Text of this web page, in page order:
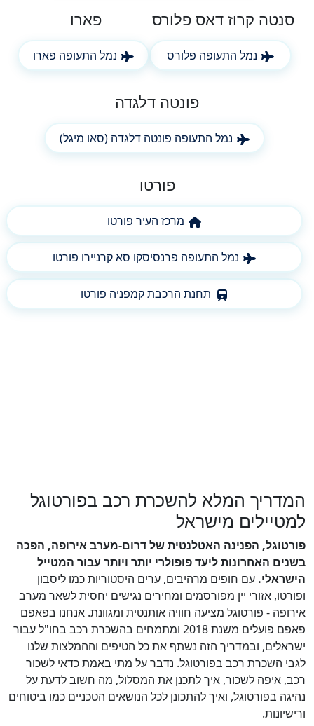
סנטה קרוז דאס פלורס
נמל התעופה פלורס
פארו
נמל התעופה פארו
פונטה דלגדה
נמל התעופה פונטה דלגדה (סאו מיגל)
פורטו
מרכז העיר פורטו
נמל התעופה פרנסיסקו סא קרניירו פורטו
תחנת הרכבת קמפניה פורטו
המדריך המלא להשכרת רכב בפורטוגל
למטיילים מישראל
פורטוגל, הפנינה האטלנטית של דרום-מערב אירופה, הפכה
בשנים האחרונות ליעד פופולרי יותר ויותר עבור המטייל
הישראלי. עם חופים מרהיבים, ערים היסטוריות כמו ליסבון
ופורטו, אזורי יין מפורסמים ומחירים נגישים יחסית לשאר מערב
אירופה - פורטוגל מציעה חוויה אותנטית ומגוונת. אנחנו בפאפם
פאפם פועלים משנת 2018 ומתמחים בהשכרת רכב בחו"ל עבור
ישראלים, ובמדריך הזה נשתף את כל הטיפים וההמלצות שלנו
לגבי השכרת רכב בפורטוגל. נדבר על מתי באמת כדאי לשכור
רכב, איפה לשכור, איך לתכנן את המסלול, מה חשוב לדעת על
נהיגה בפורטוגל, ואיך להתכונן לכל הנושאים הטכניים כמו ביטוחים
ורישיונות.